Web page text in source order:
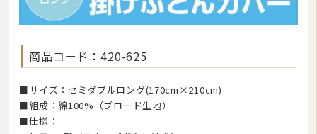
商品コード：420-625
■サイズ：セミダブルロング(170cm×210cm)
■組成：綿100%（ブロード生地）
■仕様：
ムートン
羽毛ふとんリフォーム・打ち直し
和ふとんの打ち直し・リフォーム
布団丸洗い（クリーニング）